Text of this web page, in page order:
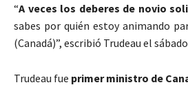
“A veces los deberes de novio
sabes por quién estoy animando
(Canadá)”, escribió Trudeau el
Trudeau fue primer ministro de